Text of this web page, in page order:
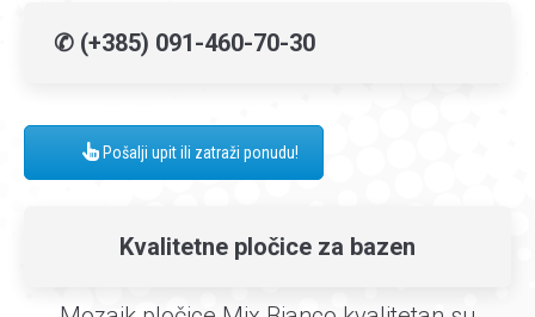
✆ (+385) 091-460-70-30
Pošalji upit ili zatraži ponudu!
Kvalitetne pločice za bazen